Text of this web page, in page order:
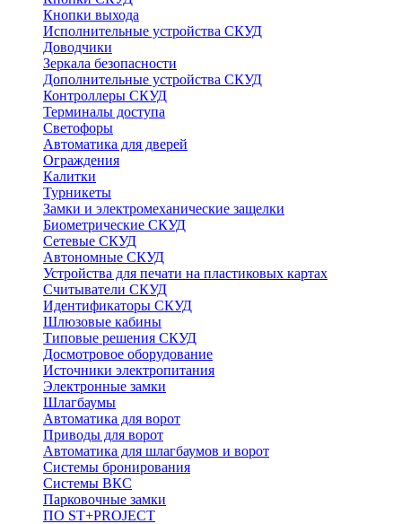
Кнопки выхода
Исполнительные устройства СКУД
Доводчики
Зеркала безопасности
Дополнительные устройства СКУД
Контроллеры СКУД
Терминалы доступа
Светофоры
Автоматика для дверей
Ограждения
Калитки
Турникеты
Замки и электромеханические защелки
Биометрические СКУД
Сетевые СКУД
Автономные СКУД
Устройства для печати на пластиковых картах
Считыватели СКУД
Идентификаторы СКУД
Шлюзовые кабины
Типовые решения СКУД
Досмотровое оборудование
Источники электропитания
Электронные замки
Шлагбаумы
Автоматика для ворот
Приводы для ворот
Автоматика для шлагбаумов и ворот
Системы бронирования
Системы ВКС
Парковочные замки
ПО ST+PROJECT